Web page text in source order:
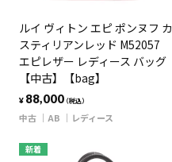
ルイ ヴィトン エピ ポンヌフ カ
スティリアンレッド M52057
エピレザー レディース バッグ
【中古】【bag】
¥ 88,000（税込）
中古 AB レディース
新着